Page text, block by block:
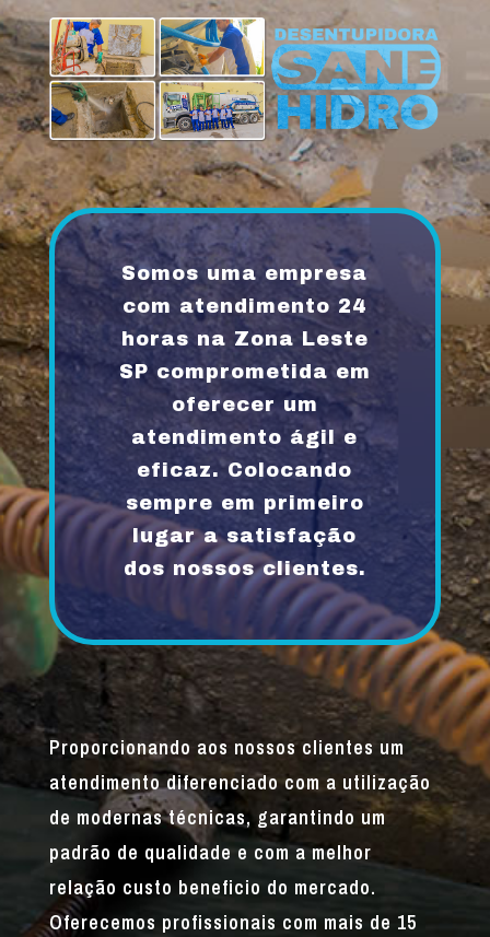
Somos uma empresa
com atendimento 24
horas na Zona Leste
SP comprometida em
oferecer um
atendimento ágil e
eficaz. Colocando
sempre em primeiro
lugar a satisfação
dos nossos clientes.
Proporcionando aos nossos clientes um
atendimento diferenciado com a utilização
de modernas técnicas, garantindo um
padrão de qualidade e com a melhor
relação custo beneficio do mercado.
Oferecemos profissionais com mais de 15